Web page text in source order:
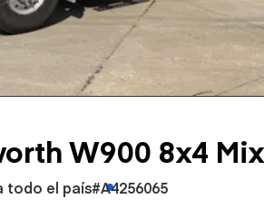
Excavadoras
Omitir
Raspadores
W900 8x4
todo el país#A4256065